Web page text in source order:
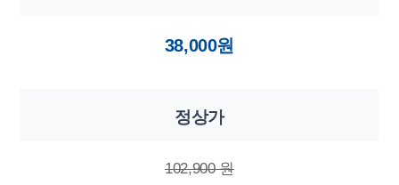
38,000원
정상가
102,900 원